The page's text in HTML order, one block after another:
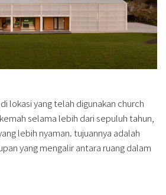
lokasi yang telah digunakan church
selama lebih dari sepuluh tahun,
lebih nyaman. tujuannya adalah
yang mengalir antara ruang dalam